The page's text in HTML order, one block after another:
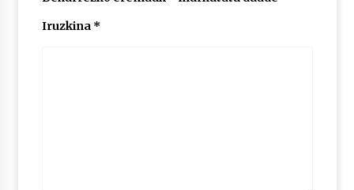
2026/07/03
Iruzkina *